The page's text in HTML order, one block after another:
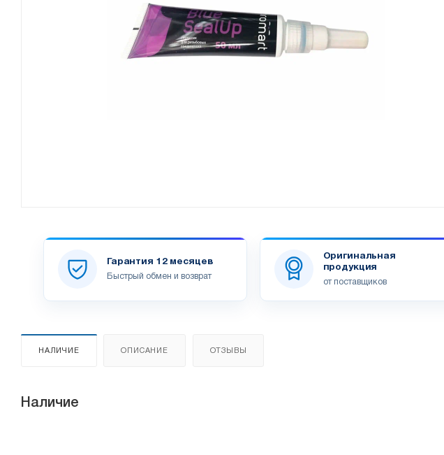
Гарантия 12 месяцев
Быстрый обмен и возврат
Оригинальная
продукция
от поставщиков
НАЛИЧИЕ ОПИСАНИЕ ОТЗЫВЫ
Наличие